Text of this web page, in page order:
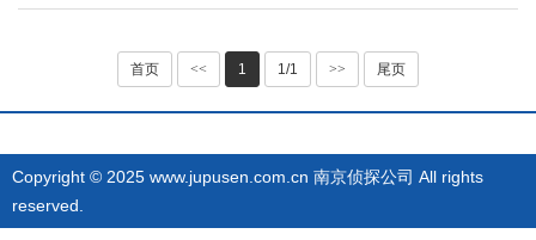
暴，苦不堪言，其实遭受家暴可以寻求社会的帮助，
首页 << 1 1/1 >> 尾页
Copyright © 2025 www.jupusen.com.cn 南京侦探公司 All rights
reserved.